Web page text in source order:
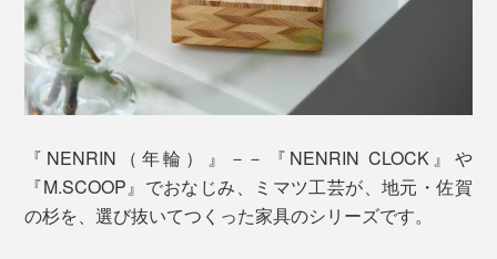
『NENRIN（年輪）』－－『NENRIN CLOCK』や
『M.SCOOP』でおなじみ、ミマツ工芸が、地元・佐賀
の杉を、選び抜いてつくった家具のシリーズです。